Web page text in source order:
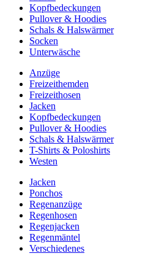
Kopfbedeckungen
Pullover & Hoodies
Schals & Halswärmer
Socken
Unterwäsche
Anzüge
Freizeithemden
Freizeithosen
Jacken
Kopfbedeckungen
Pullover & Hoodies
Schals & Halswärmer
T-Shirts & Poloshirts
Westen
Jacken
Ponchos
Regenanzüge
Regenhosen
Regenjacken
Regenmäntel
Verschiedenes